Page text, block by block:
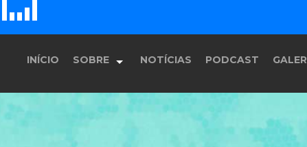
E F G
INÍCIO SOBRE
História
NOTÍCIAS PODCAST